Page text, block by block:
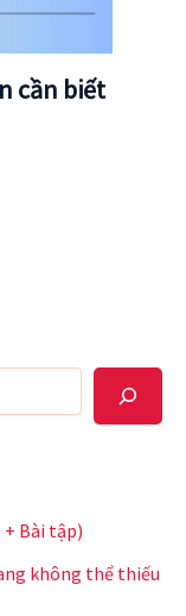
cần biết
Bài tập)
không thể thiếu